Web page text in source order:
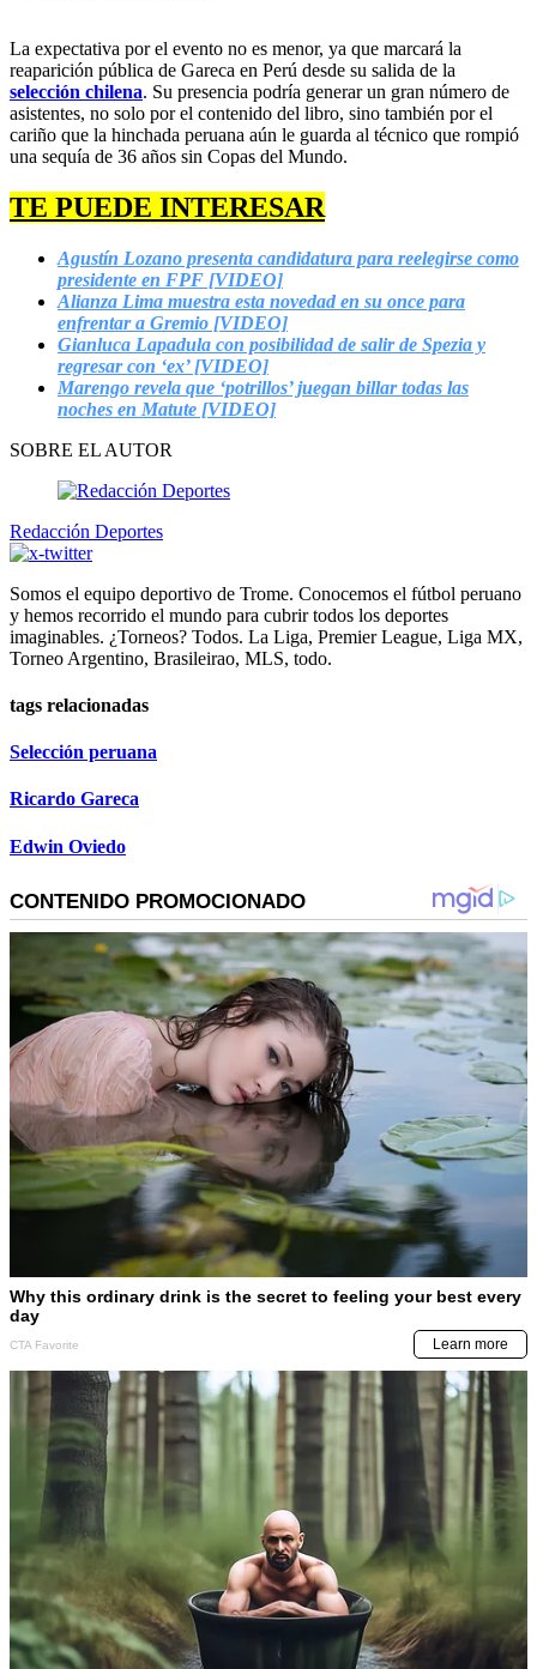
La expectativa por el evento no es menor, ya que marcará la
reaparición pública de Gareca en Perú desde su salida de la
selección chilena. Su presencia podría generar un gran número de
asistentes, no solo por el contenido del libro, sino también por el
cariño que la hinchada peruana aún le guarda al técnico que rompió
una sequía de 36 años sin Copas del Mundo.
TE PUEDE INTERESAR
Agustín Lozano presenta candidatura para reelegirse como
presidente en FPF [VIDEO]
Alianza Lima muestra esta novedad en su once para
enfrentar a Gremio [VIDEO]
Gianluca Lapadula con posibilidad de salir de Spezia y
regresar con ‘ex’ [VIDEO]
Marengo revela que ‘potrillos’ juegan billar todas las
noches en Matute [VIDEO]
SOBRE EL AUTOR
Redacción Deportes
Somos el equipo deportivo de Trome. Conocemos el fútbol peruano
y hemos recorrido el mundo para cubrir todos los deportes
imaginables. ¿Torneos? Todos. La Liga, Premier League, Liga MX,
Torneo Argentino, Brasileirao, MLS, todo.
tags relacionadas
Selección peruana
Ricardo Gareca
Edwin Oviedo